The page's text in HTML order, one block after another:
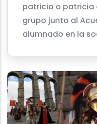
patricio o patricia
grupo junto al
alumnado en la